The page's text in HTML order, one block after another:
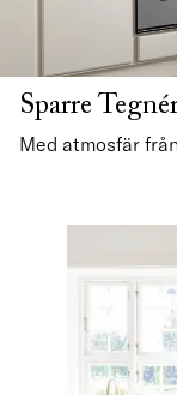
Sparre
Med atmosfär